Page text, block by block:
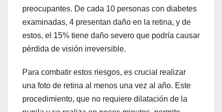
preocupantes. De cada 10 personas con diabetes
examinadas, 4 presentan daño en la retina, y de
estos, el 15% tiene daño severo que podría causar
pérdida de visión irreversible.
Para combatir estos riesgos, es crucial realizar
una foto de retina al menos una vez al año. Este
procedimiento, que no requiere dilatación de la